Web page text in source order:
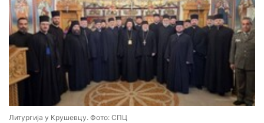
Литургија у Крушевцу. Фото: СПЦ